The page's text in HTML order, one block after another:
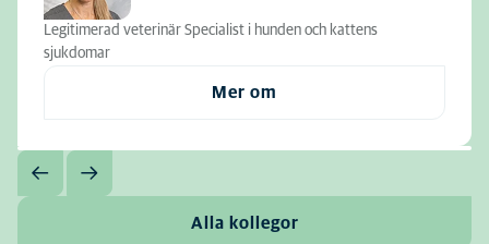
Legitimerad veterinär Specialist i hunden och kattens
sjukdomar
Mer om
Alla kollegor